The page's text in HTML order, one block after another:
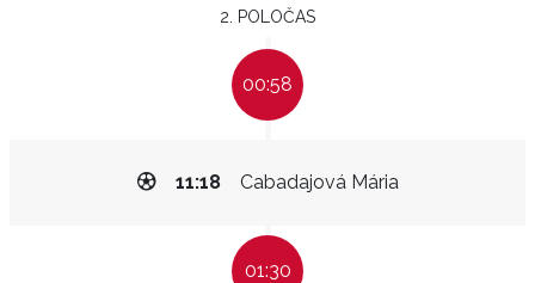
2. POLOČAS
00:58
Cabadajová Mária
11:18
01:30